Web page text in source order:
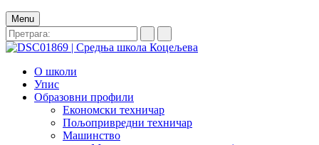
Menu
О школи
Упис
Образовни профили
Економски техничар
Пољопривредни техничар
Машинство